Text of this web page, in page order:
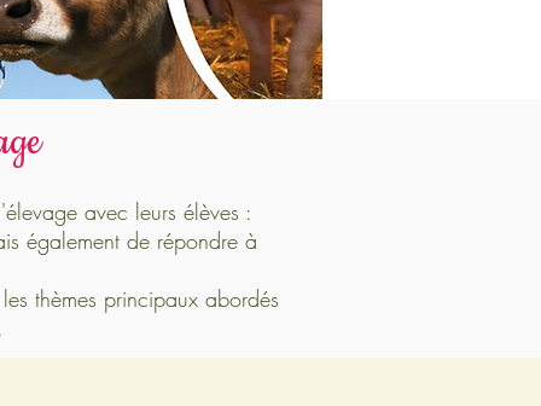
avec leurs élèves :
également de répondre à
thèmes principaux abordés